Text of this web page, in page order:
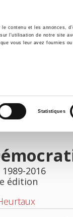
le contenu et les
l'utilisation de notre site
vous leur avez fournies
Statistiques
2016
édition